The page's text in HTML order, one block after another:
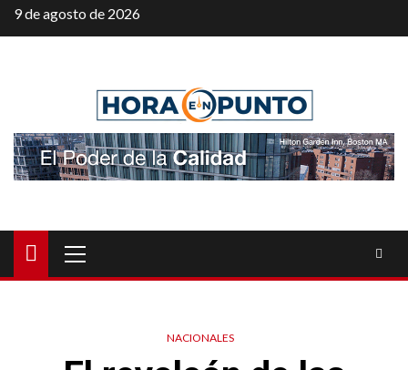
Saltar
al
9 de agosto de 2026
principal
NACIONALES